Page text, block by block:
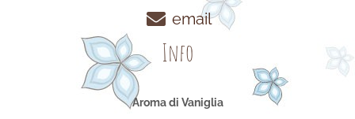
email
Info
Aroma di Vaniglia